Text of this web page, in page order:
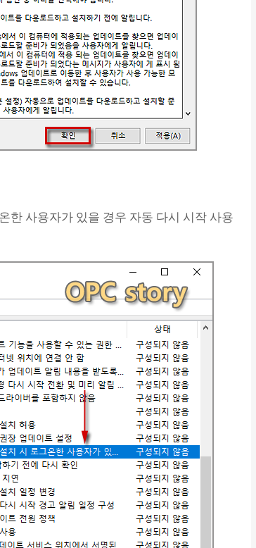
한 사용자가 있을 경우 자동 다시 시작 사용